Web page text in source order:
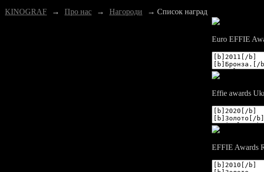
KINOGRAF → Про нас → Нагороди → Список наград
Euro EFFIE
Effie awards
EFFIE Awards